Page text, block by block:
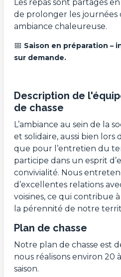
Les repas sont partagés
de prolonger les journées
ambiance chaleureuse.
📅 Saison en préparation –
sur demande.
Description de
de chasse
L’ambiance au sein de la
et solidaire, aussi bien lors
que pour l’entretien du
participe dans un esprit
convivialité. Nous
d’excellentes relations
voisines, ce qui contribue
la pérennité de notre
Plan de chasse
Notre plan de chasse est
nous réalisons environ 20
saison.